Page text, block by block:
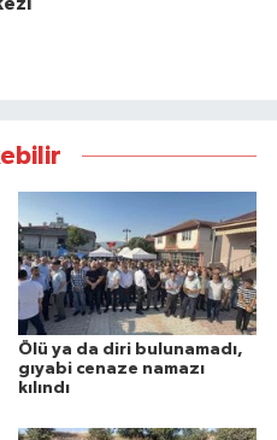
Ölü ya da diri bulunamadı,
gıyabi cenaze namazı
kılındı